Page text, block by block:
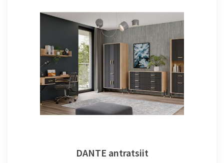
DANTE antratsiit